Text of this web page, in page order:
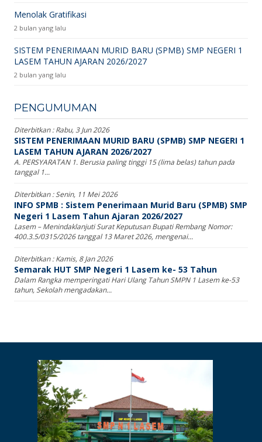
Menolak Gratifikasi
2 bulan yang lalu
SISTEM PENERIMAAN MURID BARU (SPMB) SMP NEGERI 1
LASEM TAHUN AJARAN 2026/2027
2 bulan yang lalu
PENGUMUMAN
Diterbitkan :Rabu, 3 Jun 2026
SISTEM PENERIMAAN MURID BARU (SPMB) SMP NEGERI 1
LASEM TAHUN AJARAN 2026/2027
A. PERSYARATAN 1. Berusia paling tinggi 15 (lima belas) tahun pada
tanggal 1...
Diterbitkan :Senin, 11 Mei 2026
INFO SPMB : Sistem Penerimaan Murid Baru (SPMB) SMP
Negeri 1 Lasem Tahun Ajaran 2026/2027
Lasem – Menindaklanjuti Surat Keputusan Bupati Rembang Nomor:
400.3.5/0315/2026 tanggal 13 Maret 2026, mengenai...
Diterbitkan :Kamis, 8 Jan 2026
Semarak HUT SMP Negeri 1 Lasem ke- 53 Tahun
Dalam Rangka memperingati Hari Ulang Tahun SMPN 1 Lasem ke-53
tahun, Sekolah mengadakan...